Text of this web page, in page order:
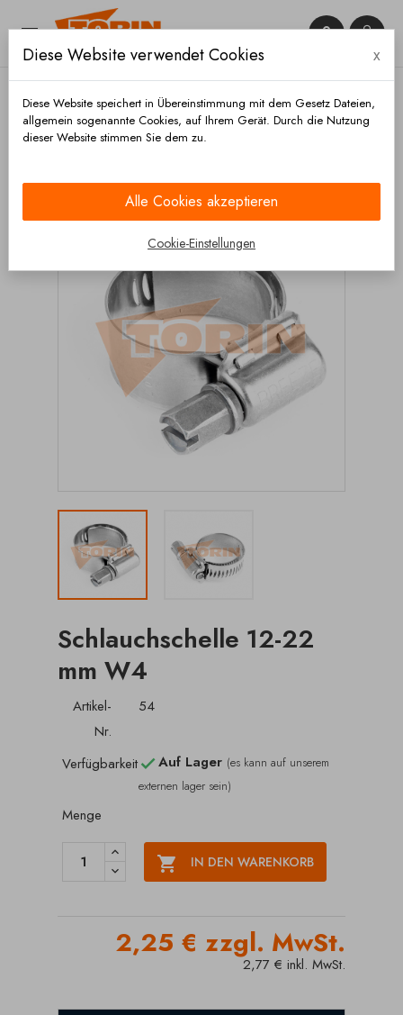
 

Schlauchschelle 12-22
mm W4
Artikel-
Nr.
54
Verfügbarkeit Auf Lager (es kann auf unserem
externen lager sein)
Menge
 IN DEN WARENKORB
2,25 € zzgl. MwSt.
2,77 € inkl. MwSt.
Diese Website verwendet Cookies x
Diese Website speichert in Übereinstimmung mit dem Gesetz Dateien,
allgemein sogenannte Cookies, auf Ihrem Gerät. Durch die Nutzung
dieser Website stimmen Sie dem zu.
Alle Cookies akzeptieren
Cookie-Einstellungen